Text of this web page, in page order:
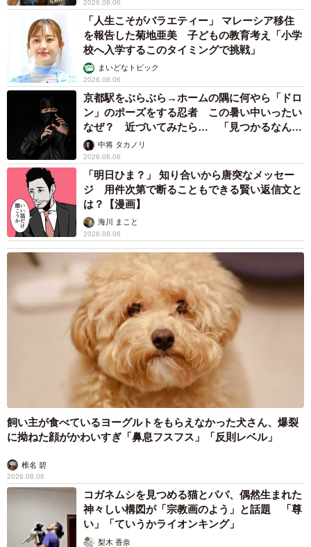
2026.08.06
「人生こそがバラエティー」 マレーシア移住
を報告した菊地亜美 子どもの教育考え「小学
校へ入学するこのタイミングで挑戦」
まいどなトピック
2026.08.06
京都駅をぶらぶら→ホームの隅に何やら「ドロ
ン」のポーズをする忍者 この暑い中いったい
なぜ？ 近づいてみたら… 「見つかるなんて
未熟」中将 タカノリ
2026.08.06
「明日ひま？」 知り合いから唐突なメッセー
ジ 用件次第で断ることもできる賢い返信文と
は？【漫画】
海川 まこと
2026.08.06
飼い主が食べているヨーグルトをもらえなかった犬さん、爆裂
に拗ねた顔がかわいすぎ「鼻息フスフス」「反則レベル」
椎名 碧
2026.08.06
コガネムシを見つめる猫とパパ、偶然生まれた
神々しい構図が「宗教画のよう」と話題 「尊
い」「ていうかライオンキング」
梨木 香奈